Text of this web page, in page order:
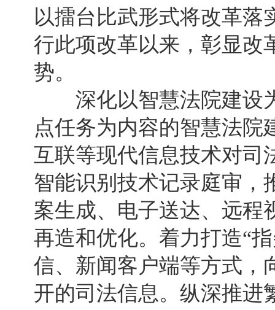
以擂台比武形式将改革落
行此项改革以来，彰显改
势。
深化以智慧法院建设为
点任务为内容的智慧法院
互联等现代信息技术对司
智能识别技术记录庭审，
案生成、电子送达、远程
再造和优化。着力打造“
信、新闻客户端等方式，
开的司法信息。纵深推进